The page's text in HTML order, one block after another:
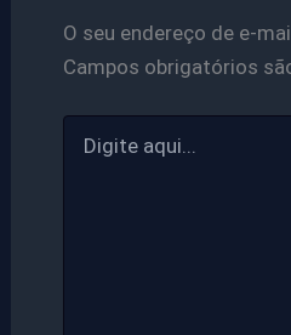
O seu endereço de e-
Campos obrigatórios
aqui...